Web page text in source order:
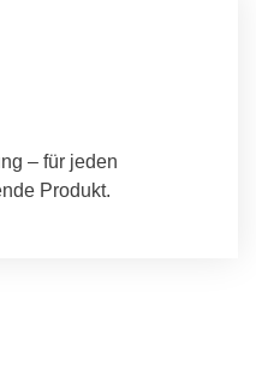
– für jeden
Produkt.